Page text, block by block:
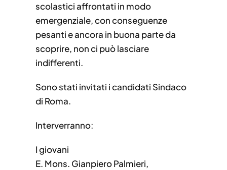
scolastici affrontati in modo
emergenziale, con conseguenze
pesanti e ancora in buona parte da
scoprire, non ci può lasciare
indifferenti.
Sono stati invitati i candidati Sindaco
di Roma.
Interverranno:
I giovani
E. Mons. Gianpiero Palmieri,